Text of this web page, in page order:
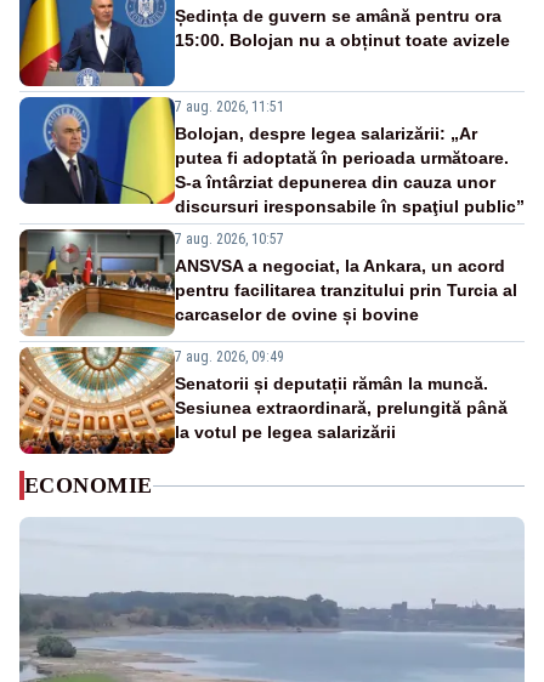
Ședința de guvern se amână pentru ora
15:00. Bolojan nu a obținut toate avizele
7 aug. 2026, 11:51
Bolojan, despre legea salarizării: „Ar
putea fi adoptată în perioada următoare.
S-a întârziat depunerea din cauza unor
discursuri iresponsabile în spaţiul public”
7 aug. 2026, 10:57
ANSVSA a negociat, la Ankara, un acord
pentru facilitarea tranzitului prin Turcia al
carcaselor de ovine și bovine
7 aug. 2026, 09:49
Senatorii și deputații rămân la muncă.
Sesiunea extraordinară, prelungită până
la votul pe legea salarizării
ECONOMIE